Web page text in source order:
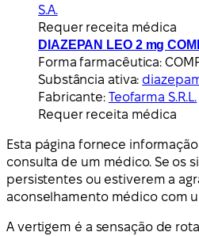
S.A.
Requer receita médica
DIAZEPAN LEO 2 mg
Forma farmacêutica:
Substância ativa:
Fabricante: Teofarma S.R.L.
Requer receita médica
Esta página fornece
consulta de um médico. Se os
persistentes ou estiverem a
aconselhamento médico com
A vertigem é a sensação de